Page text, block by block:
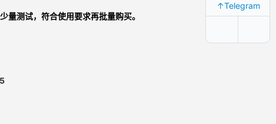
量测试，符合使用要求再批量购买。
↑Telegram